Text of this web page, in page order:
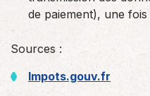
de paiement), une
Sources :
Impots.gouv.fr